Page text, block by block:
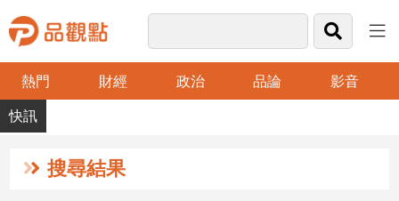
熱門 財經 政治 品論 影音
品
觀
財 搜尋結果